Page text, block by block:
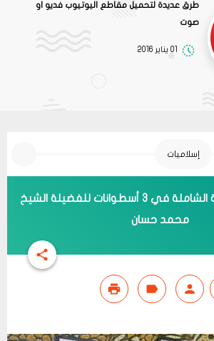
طرق عديدة لتحميل مقاطع اليوتيوب فديو او
صوت
01 يناير 2016
إسلاميات
الموسوعة الصوتية الشاملة في 3 أسطوانات للفضيلة الشيخ
محمد حسان